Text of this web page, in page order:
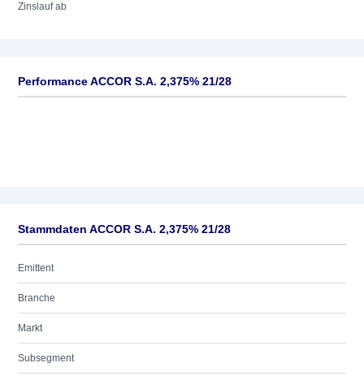
Zinslauf ab
Performance ACCOR S.A. 2,375% 21/28
Stammdaten ACCOR S.A. 2,375% 21/28
Emittent
Branche
Markt
Subsegment